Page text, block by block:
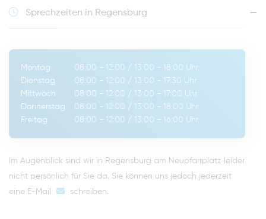
Sprechzeiten in Regensburg
Montag 08:00 - 12:00 / 13:00 - 18:00 Uhr
Dienstag
08:00 - 12:00 / 13:00 - 17:30 Uhr
Mittwoch
08:00 - 12:00 / 13:00 - 17:00 Uhr
Donnerstag
08:00 - 12:00 / 13:00 - 18:00 Uhr
Freitag
08:00 - 12:00 / 13:00 - 16:00 Uhr
Im Augenblick sind wir in Regensburg am Neupfarrplatz leider
nicht persönlich für Sie da. Sie können uns jedoch jederzeit
eine E-Mail
schreiben.